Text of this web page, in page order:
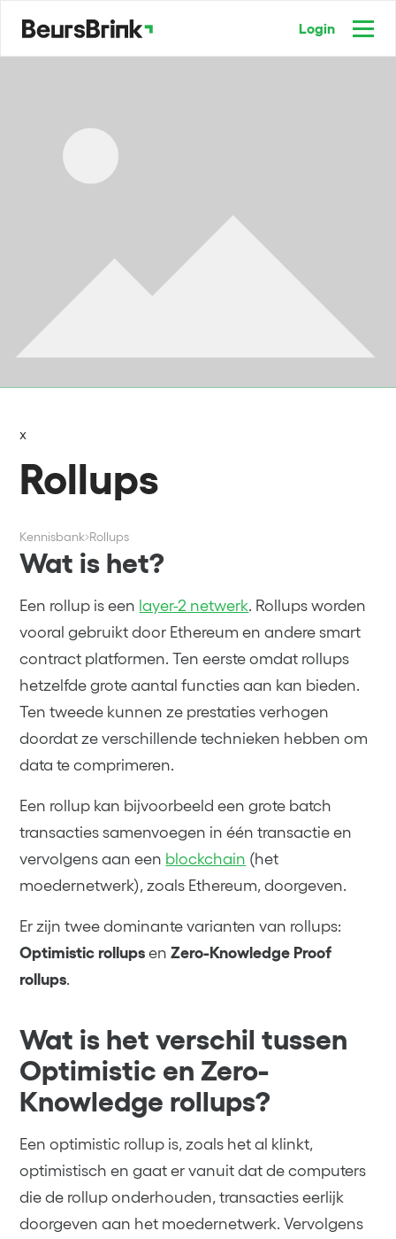
Login
x
Rollups
Kennisbank Rollups
Wat is het?
Een rollup is een layer-2 netwerk. Rollups worden
vooral gebruikt door Ethereum en andere smart
contract platformen. Ten eerste omdat rollups
hetzelfde grote aantal functies aan kan bieden.
Ten tweede kunnen ze prestaties verhogen
doordat ze verschillende technieken hebben om
data te comprimeren.
Een rollup kan bijvoorbeeld een grote batch
transacties samenvoegen in één transactie en
vervolgens aan een blockchain (het
moedernetwerk), zoals Ethereum, doorgeven.
Er zijn twee dominante varianten van rollups:
Optimistic rollups enZero-Knowledge Proof
rollups.
Wat is het verschil tussen
Optimistic en Zero-
Knowledge rollups?
Een optimistic rollup is, zoals het al klinkt,
optimistisch en gaat er vanuit dat de computers
die de rollup onderhouden, transacties eerlijk
doorgeven aan het moedernetwerk. Vervolgens